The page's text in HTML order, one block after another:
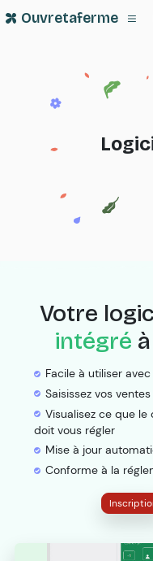
Ouvretaferme
Votre
intégré
Facile à utiliser
Saisissez vos
Visualisez ce que
doit vous régler
Mise à jour
Conforme à la